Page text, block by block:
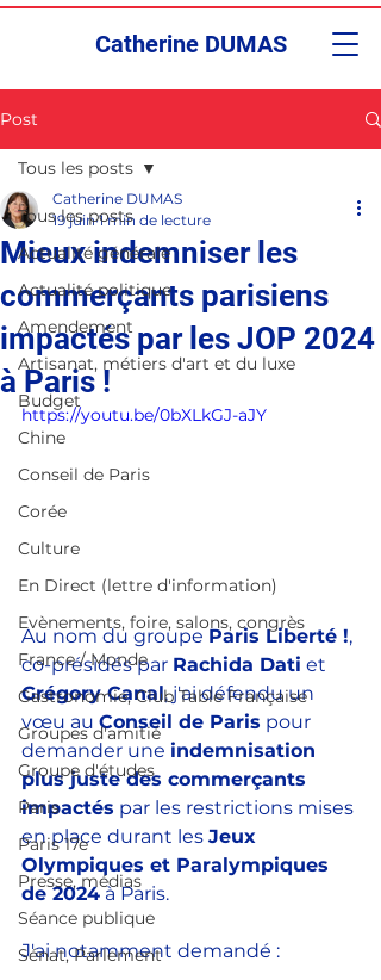
Catherine DUMAS
Post
Tous les posts
Actualité générale
Actualité politique
Amendement
Artisanat, métiers d'art et du luxe
Budget
Chine
Conseil de Paris
Corée
Culture
En Direct (lettre d'information)
Evènements, foire, salons, congrès
France / Monde
Gastronomie, Club Table Française
Groupes d'amitié
Groupe d'études
Paris
Paris 17e
Presse, médias
Séance publique
Sénat, Parlement
Tous les posts
Mieux indemniser les
commerçants parisiens
impactés par les JOP 2024
à Paris !
Catherine DUMAS
19 juin 1 min de lecture
https://youtu.be/0bXLkGJ-aJY
Au nom du groupe Paris Liberté !,
co-présidés par Rachida Dati et
Grégory Canal, j'ai défendu un
vœu au Conseil de Paris pour
demander une indemnisation
plus juste des commerçants
impactés par les restrictions mises
en place durant les Jeux
Olympiques et Paralympiques
de 2024 à Paris.
J'ai notamment demandé :